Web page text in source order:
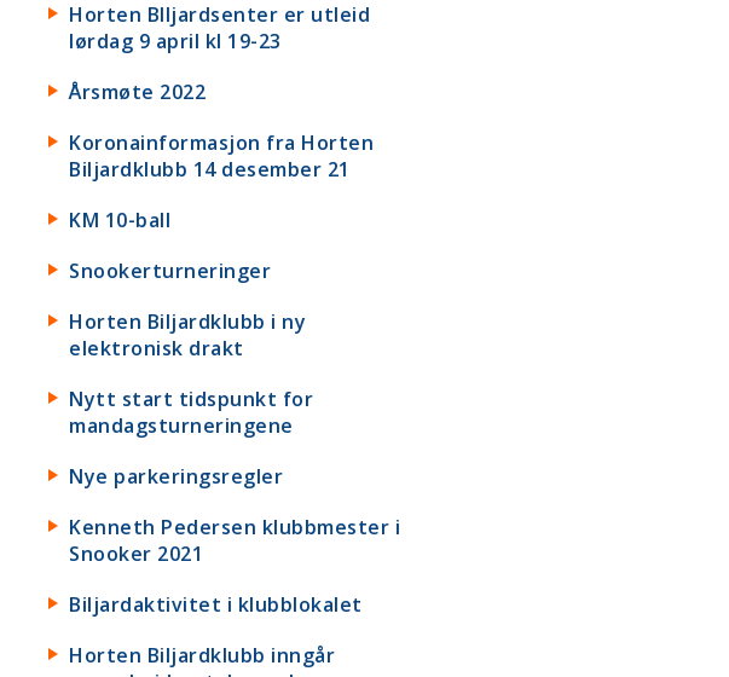
Horten BIljardsenter er utleid
lørdag 9 april kl 19-23
Årsmøte 2022
Koronainformasjon fra Horten
Biljardklubb 14 desember 21
KM 10-ball
Snookerturneringer
Horten Biljardklubb i ny
elektronisk drakt
Nytt start tidspunkt for
mandagsturneringene
Nye parkeringsregler
Kenneth Pedersen klubbmester i
Snooker 2021
Biljardaktivitet i klubblokalet
Horten Biljardklubb inngår